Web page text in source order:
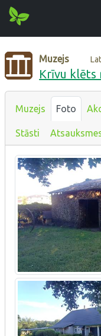
Muzejs
Krīvu klēts
Muzejs Foto
Stāsti